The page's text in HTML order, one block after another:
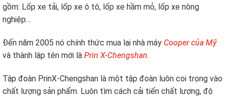
gồm: Lốp xe tải, lốp xe ô tô, lốp xe hầm mỏ, lốp xe nông
nghiệp…
Đến năm 2005 nó chính thức mua lại nhà máy Cooper của Mỹ
và thành lập tên mới là Prin X-Chengshan.
Tập đoàn PrinX-Chengshan là một tập đoàn luôn coi trọng vào
chất lượng sản phẩm. Luôn tìm cách cải tiến chất lượng, độ